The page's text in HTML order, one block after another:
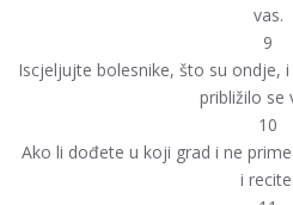
vas.
9
Iscjeljujte bolesnike, što su ondje,
približilo se
10
Ako li dođete u koji grad i ne
i recite: